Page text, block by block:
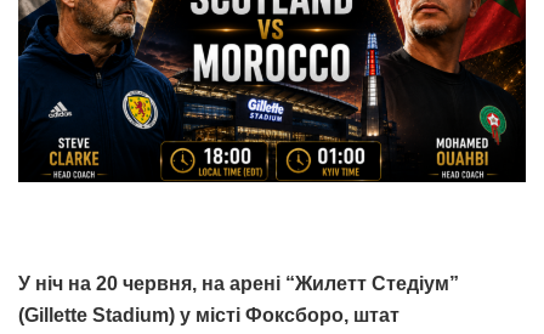
У ніч на 20 червня, на арені “Жилетт Стедіум”
(Gillette Stadium) у місті Фоксборо, штат